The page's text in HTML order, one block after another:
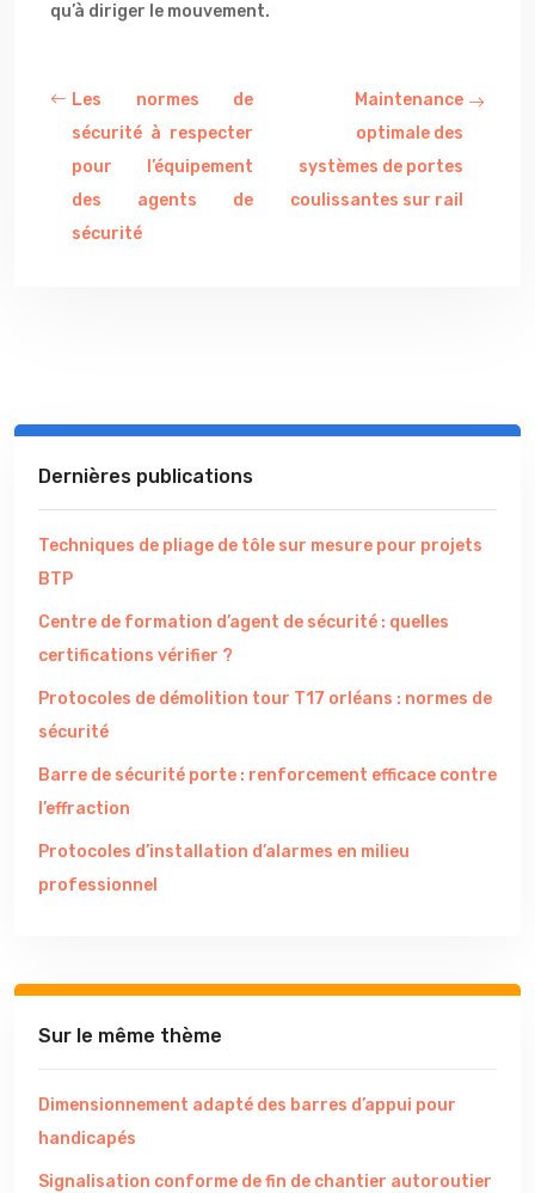
qu’à diriger le mouvement.
Les normes de
sécurité à respecter
pour l’équipement
des agents de
sécurité
Maintenance
optimale des
systèmes de portes
coulissantes sur rail
Dernières publications
Techniques de pliage de tôle sur mesure pour projets
BTP
Centre de formation d’agent de sécurité : quelles
certifications vérifier ?
Protocoles de démolition tour T17 orléans : normes de
sécurité
Barre de sécurité porte : renforcement efficace contre
l’effraction
Protocoles d’installation d’alarmes en milieu
professionnel
Sur le même thème
Dimensionnement adapté des barres d’appui pour
handicapés
Signalisation conforme de fin de chantier autoroutier